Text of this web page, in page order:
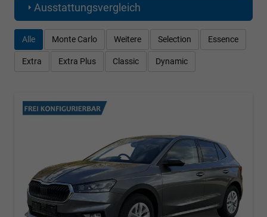
Ausstattungsvergleich
Alle Monte Carlo Weitere Selection Essence
Extra Extra Plus Classic Dynamic